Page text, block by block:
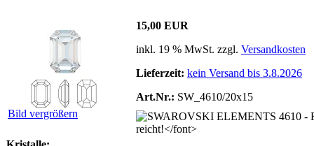
Bild vergrößern
15,00 EUR
inkl. 19 % MwSt. zzgl. Versandkosten
Lieferzeit: kein Versand bis 3.8.2026
Art.Nr.: SW_4610/20x15